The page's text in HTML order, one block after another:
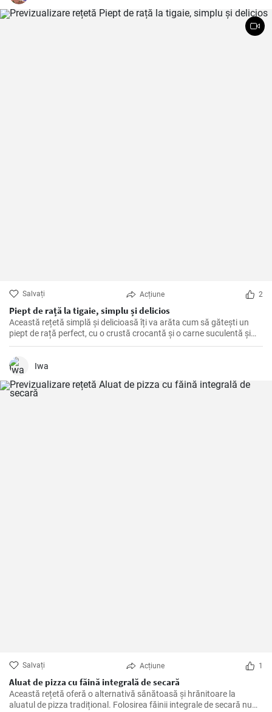
delicioase!
Salvați Acțiune 2
Piept de rață la tigaie, simplu și delicios
Această rețetă simplă și delicioasă îți va arăta cum să gătești un
piept de rață perfect, cu o crustă crocantă și o carne suculentă și
savuroasă. Este o modalitate ușoară de a impresiona oaspeții la o
cină elegantă sau de a-ți răsfăța familia.
Iwa
Salvați Acțiune 1
Aluat de pizza cu făină integrală de secară
Această rețetă oferă o alternativă sănătoasă şi hrănitoare la
aluatul de pizza tradițional. Folosirea făinii integrale de secară nu